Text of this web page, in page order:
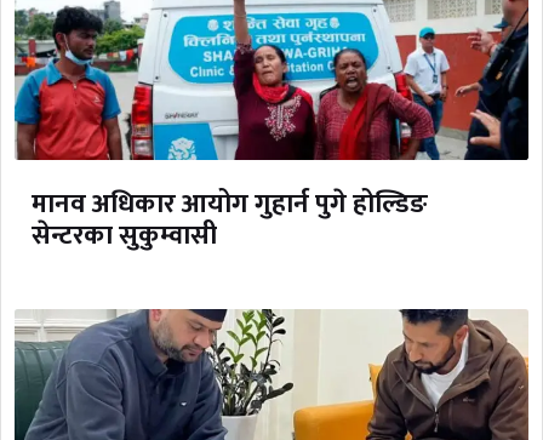
मानव अधिकार आयोग गुहार्न पुगे होल्डिङ
सेन्टरका सुकुम्वासी